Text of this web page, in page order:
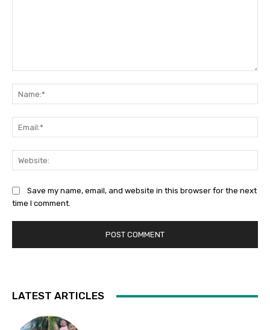
Save my name, email, and website in this browser for the next
time I comment.
LATEST ARTICLES